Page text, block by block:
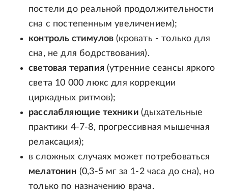
постели до реальной продолжительности
сна с постепенным увеличением);
контроль стимулов (кровать - только для
сна, не для бодрствования).
световая терапия (утренние сеансы яркого
света 10 000 люкс для коррекции
циркадных ритмов);
расслабляющие техники (дыхательные
практики 4-7-8, прогрессивная мышечная
релаксация);
в сложных случаях может потребоваться
мелатонин (0,3-5 мг за 1-2 часа до сна), но
только по назначению врача.